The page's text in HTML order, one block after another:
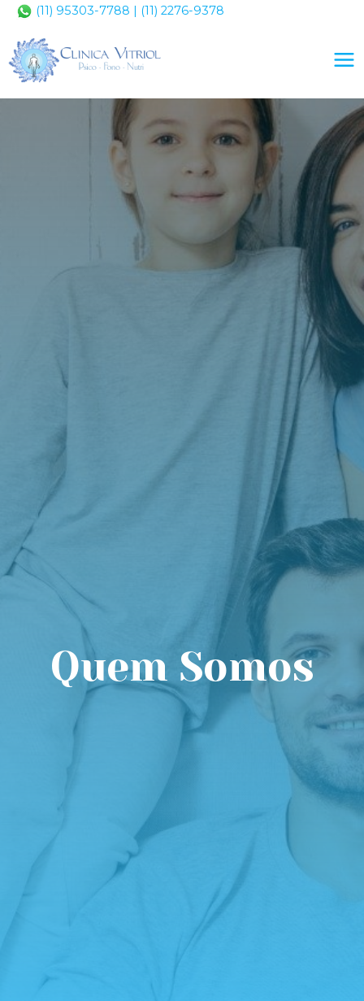
(11) 95303-7788 | (11) 2276-9378
Quem Somos